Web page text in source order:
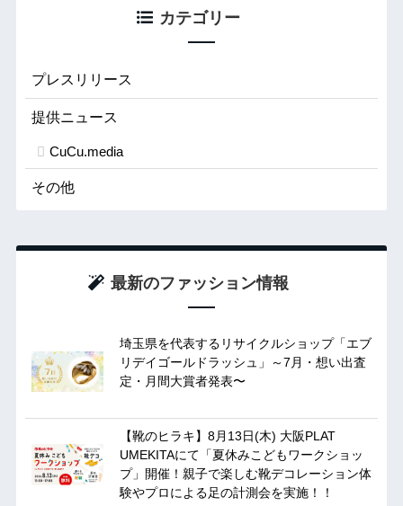
カテゴリー
プレスリリース
提供ニュース
CuCu.media
その他
最新のファッション情報
埼玉県を代表するリサイクルショップ「エブ
リデイゴールドラッシュ」～7月・想い出査
定・月間大賞者発表〜
【靴のヒラキ】8月13日(木) 大阪PLAT
UMEKITAにて「夏休みこどもワークショッ
プ」開催！親子で楽しむ靴デコレーション体
験やプロによる足の計測会を実施！！